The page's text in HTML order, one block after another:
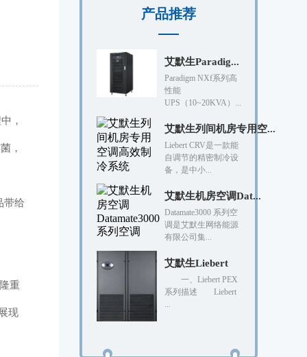
，
，
带给
重
现
产品推荐
艾默生Paradig...
Paradigm NXf系列高
性能
UPS（10~20KVA）...
艾默生列间机房专用空...
Liebert CRV是一款能
自调节的精密制冷设
备，是中小...
艾默生机房空调Dat...
Datamate3000 系列空
调是艾默生网络能源
有限公司集...
艾默生Liebert
一、Liebert PEX
系列描述 Liebert
...